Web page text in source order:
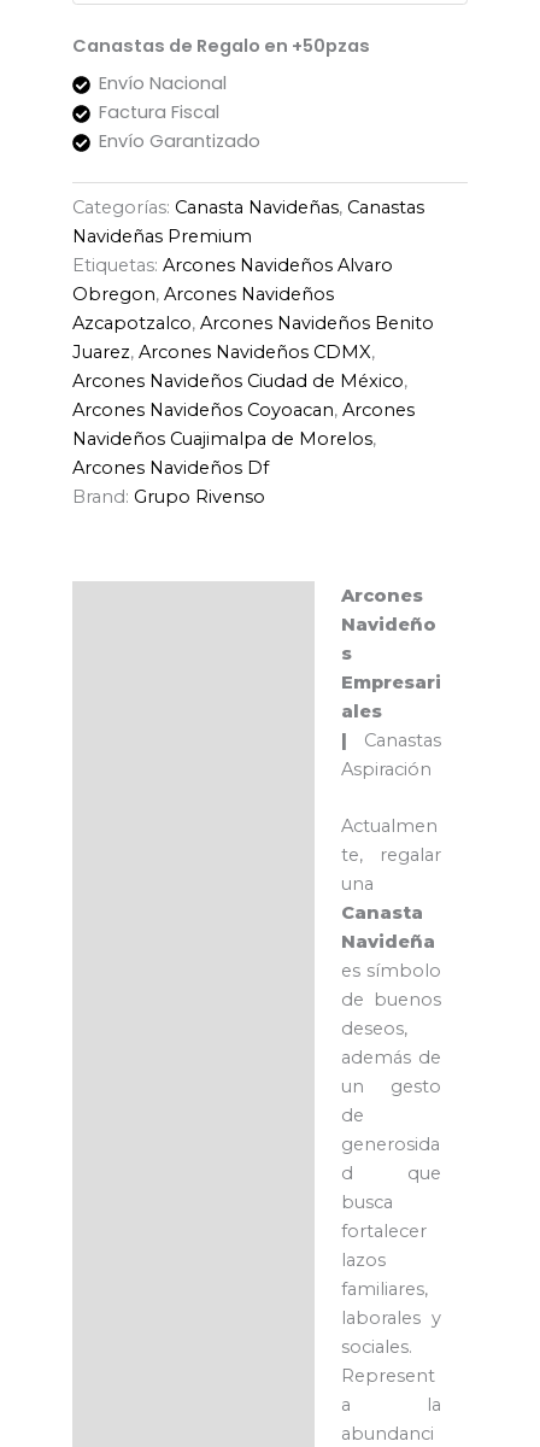
Canastas de Regalo en +50pzas
Envío Nacional
Factura Fiscal
Envío Garantizado
Categorías: Canasta Navideñas, Canastas
Navideñas Premium
Etiquetas: Arcones Navideños Alvaro
Obregon, Arcones Navideños
Azcapotzalco, Arcones Navideños Benito
Juarez, Arcones Navideños CDMX,
Arcones Navideños Ciudad de México,
Arcones Navideños Coyoacan, Arcones
Navideños Cuajimalpa de Morelos,
Arcones Navideños Df
Brand: Grupo Rivenso
Arcones
Navideño
s
Empresari
ales
| Canastas
Aspiración
Actualmen
te, regalar
una
Canasta
Navideña
es símbolo
de buenos
deseos,
además de
un gesto
de
generosida
d que
busca
fortalecer
lazos
familiares,
laborales y
sociales.
Represent
a la
abundanci